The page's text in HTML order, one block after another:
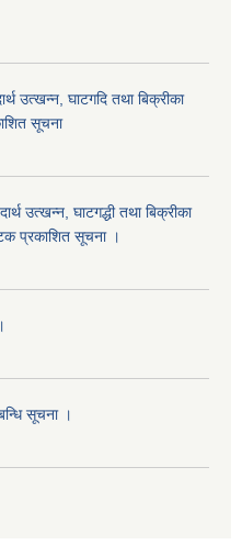
उत्खन्न, घाटगदि तथा बिक्रीका
सूचना
उत्खन्न, घाटगद्धी तथा बिक्रीका
प्रकाशित सूचना ।
सूचना ।